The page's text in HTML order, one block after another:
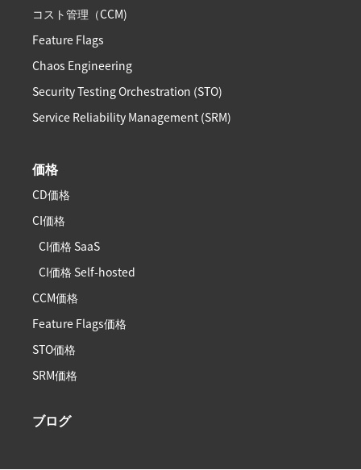
コスト管理（CCM)
Feature Flags
Chaos Engineering
Security Testing Orchestration (STO)
Service Reliability Management (SRM)
価格
CD価格
CI価格
CI価格 SaaS
CI価格 Self-hosted
CCM価格
Feature Flags価格
STO価格
SRM価格
ブログ